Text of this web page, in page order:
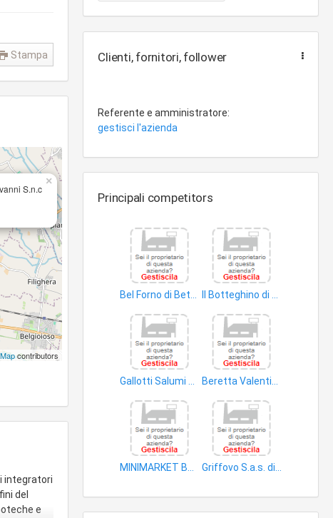
Stampa
S.n.c
×
contributors
integratori
del
e
Clienti, fornitori, follower
Referente e amministratore:
gestisci l'azienda
Principali competitors